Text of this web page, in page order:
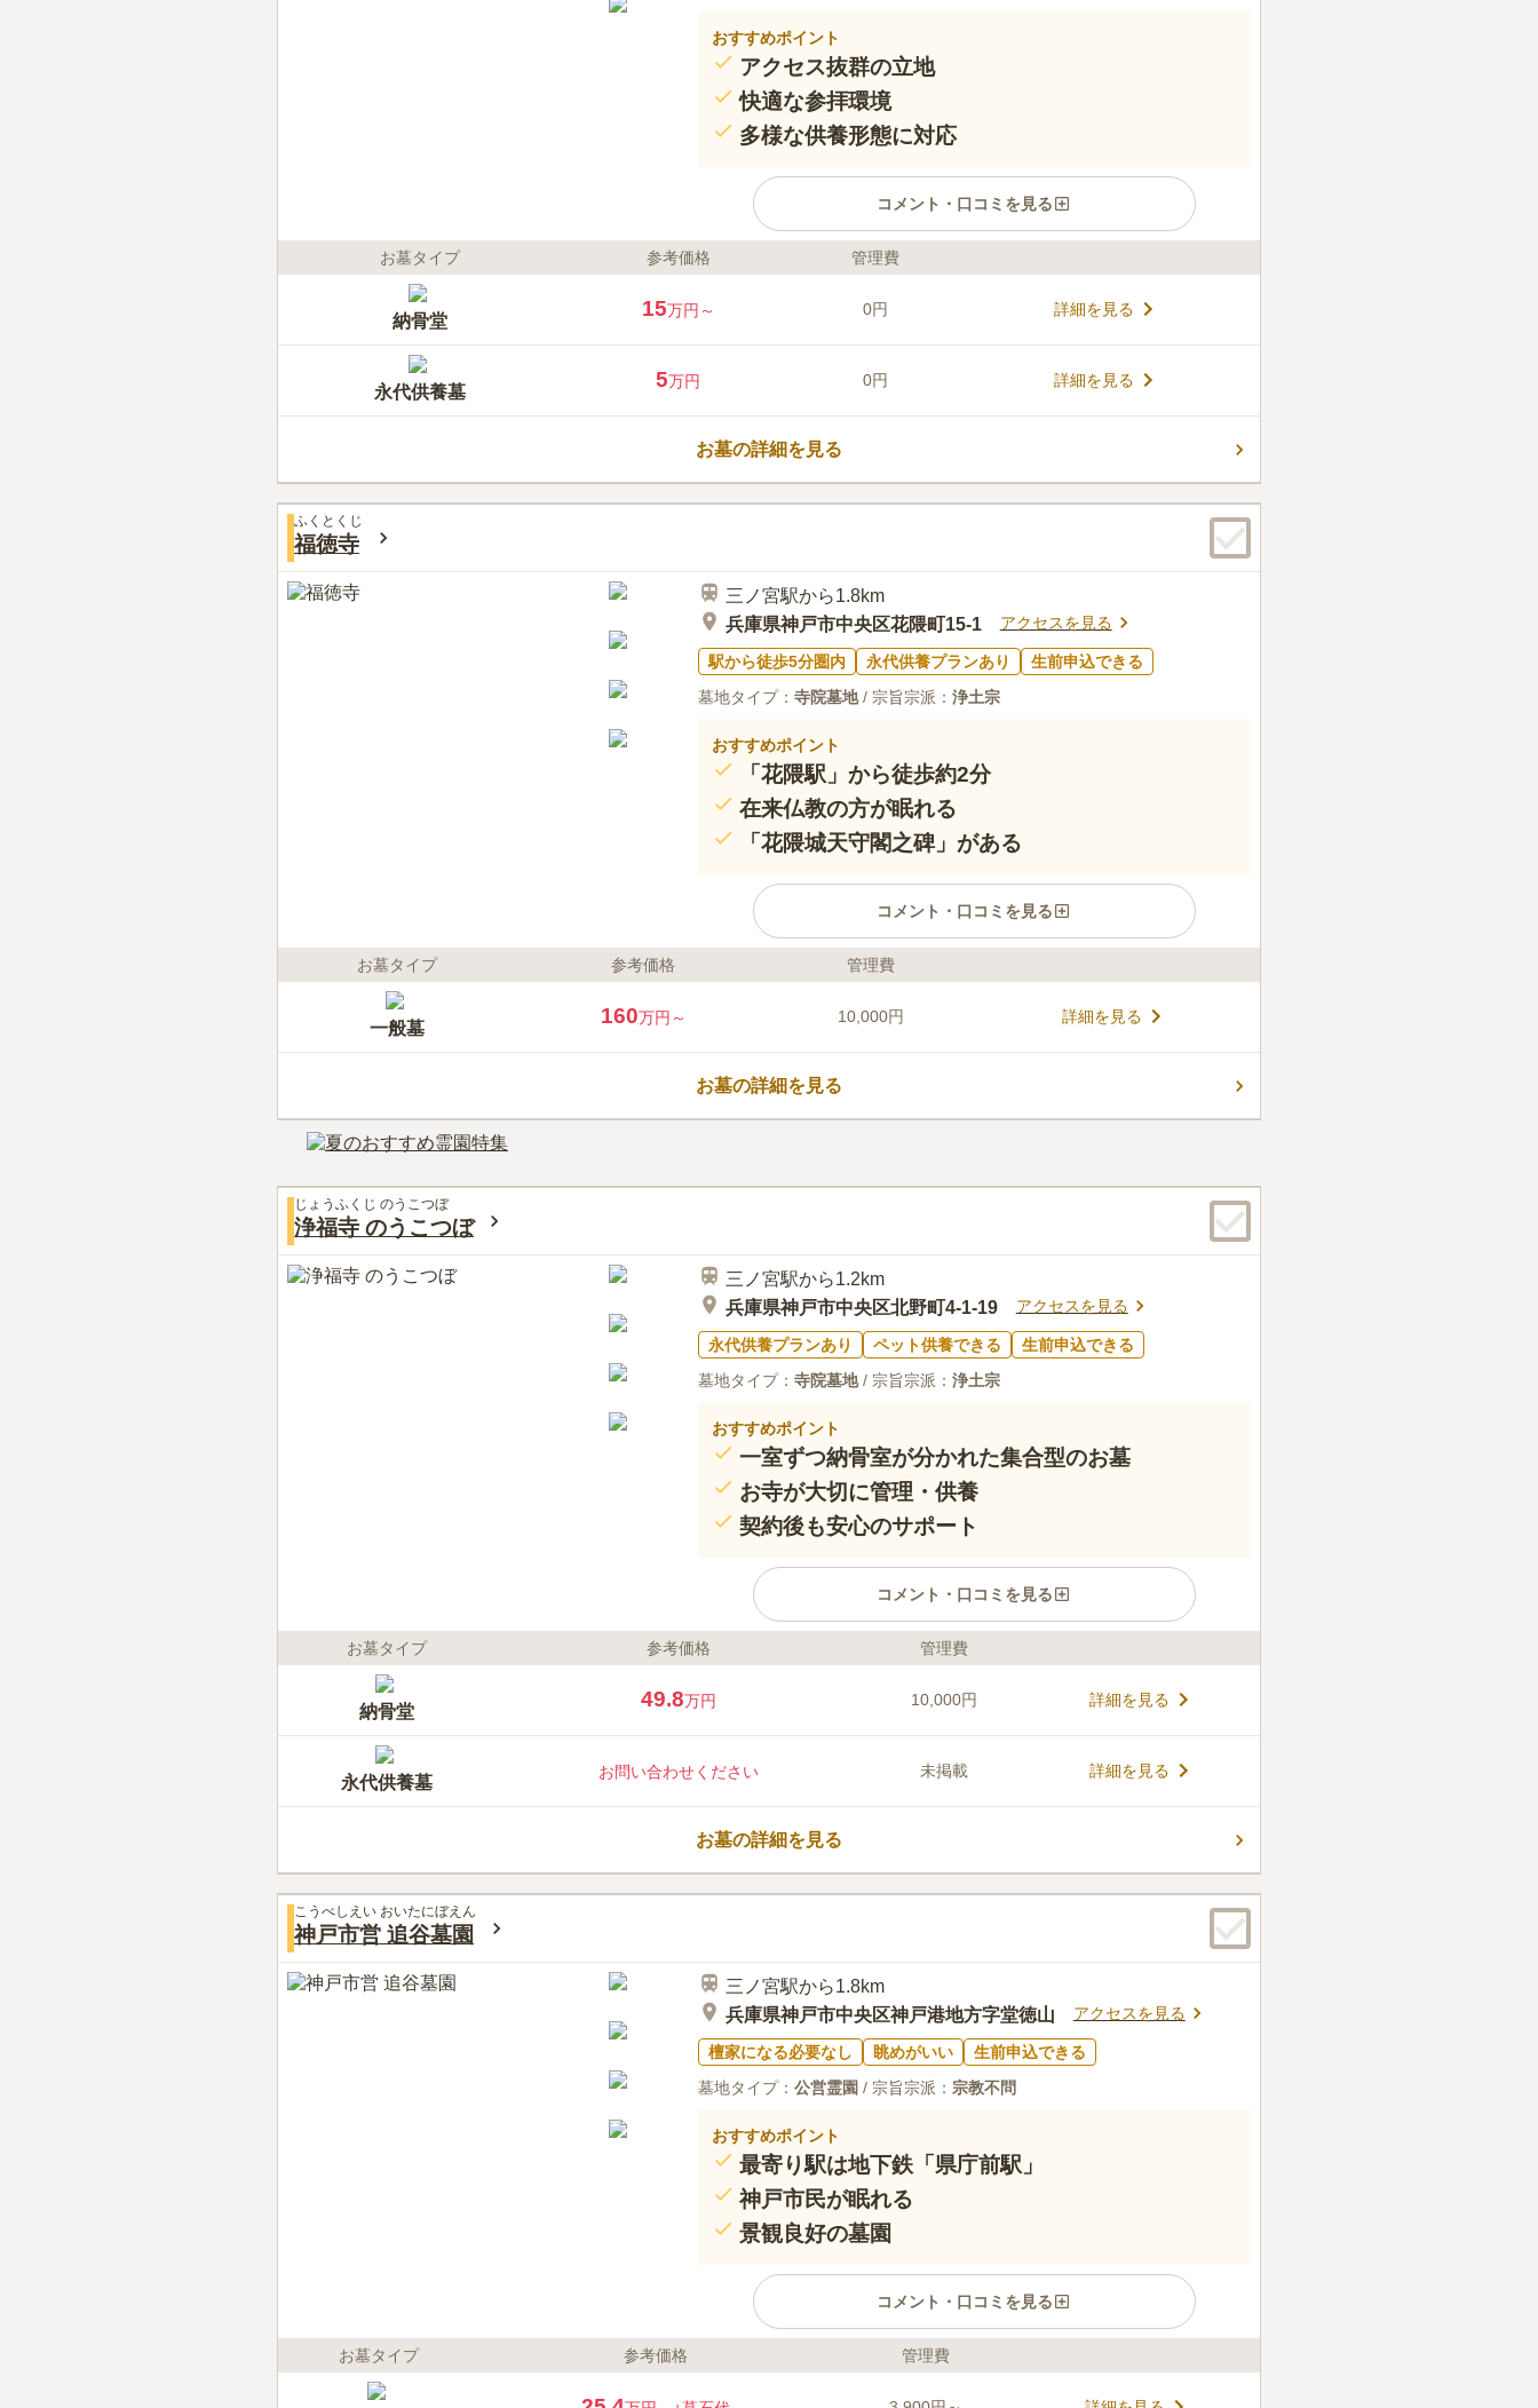
おすすめポイント
アクセス抜群の立地
快適な参拝環境
多様な供養形態に対応
コメント・口コミを見る
ライフドット編集部のコメント
「県庁前駅」から徒歩約3分の好立地にあります。全館バリアフ
リー設計で、エレベーターも完備。天候に左右されず一年を通
いただけ、個別読経や墓じまいによる改葬受入も可能です。安
心してお越しいただける環境を心掛けています。
口コミ評価
この霊園はまだ誰からも評価されていません。
お墓タイプ 参考価格 管理費
納骨堂
15万円～ 0円 詳細を見る
永代供養墓
5万円 0円 詳細を見る
お墓の詳細を見る
ふくとくじ
福徳寺
三ノ宮駅から1.8km
兵庫県神戸市中央区花隈町15-1
アクセスを見る
駅から徒歩5分圏内 永代供養プランあり
生前申込できる
墓地タイプ： 寺院墓地/ 宗旨宗派： 浄土宗
おすすめポイント
「花隈駅」から徒歩約2分
在来仏教の方が眠れる
「花隈城天守閣之碑」がある
コメント・口コミを見る
ライフドット編集部のコメント
ありますが、周囲を白く美しい外壁で守られているため、人目
を気にせずお墓参りができます。 境内には法要施設が用意され
ており、法要とお墓参りを合わせて済ませることができるので
便利です。 交通の利便性が良く、神戸の繁華街である元町・三
宮にも歩いて行けます。 お墓参りの後で神戸の街を散策しては
60代男性
家から車で約10分しかかからず、途中にｽｰﾊﾟｰなど花を販売し
ているところもたくさんあり、散歩がてらお参りもできる近くに持って
口コミの続きを読む
お墓タイプ 参考価格 管理費
一般墓
160万円～ 10,000円 詳細を見る
お墓の詳細を見る
じょうふくじ のうこつぼ
浄福寺 のうこつぼ
三ノ宮駅から1.2km
兵庫県神戸市中央区北野町4-1-19
アクセスを見る
永代供養プランあり ペット供養できる
生前申込できる
墓地タイプ： 寺院墓地/ 宗旨宗派： 浄土宗
おすすめポイント
一室ずつ納骨室が分かれた集合型のお墓
お寺が大切に管理・供養
契約後も安心のサポート
コメント・口コミを見る
ライフドット編集部のコメント
永代供養墓を扱っています。 入り口には門扉があり、セキュリ
ティーが万全なので安心です。 管理を寺院にお任せすることが
人館街」「風見鶏の館」から近いため、お参り後に辺りを観光
するのも良いでしょう。
口コミ評価
この霊園はまだ誰からも評価されていません。
お墓タイプ 参考価格 管理費
納骨堂
49.8万円 10,000円 詳細を見る
永代供養墓
お問い合わせください 未掲載 詳細を見る
お墓の詳細を見る
こうべしえい おいたにぼえん
神戸市営 追谷墓園
三ノ宮駅から1.8km
兵庫県神戸市中央区神戸港地方字堂徳山
アクセスを見る
檀家になる必要なし 眺めがいい
生前申込できる
墓地タイプ： 公営霊園 / 宗旨宗派： 宗教不問
おすすめポイント
最寄り駅は地下鉄「県庁前駅」
神戸市民が眠れる
景観良好の墓園
コメント・口コミを見る
ライフドット編集部のコメント
お墓タイプ 参考価格 管理費